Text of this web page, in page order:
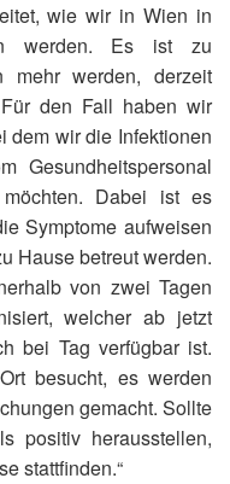
wie wir in Wien in
werden. Es ist zu
mehr werden, derzeit
den Fall haben wir
dem wir die Infektionen
Gesundheitspersonal
Dabei ist es
Symptome aufweisen
Hause betreut werden.
von zwei Tagen
welcher ab jetzt
bei Tag verfügbar ist.
besucht, es werden
gemacht. Sollte
positiv herausstellen,
stattfinden.“